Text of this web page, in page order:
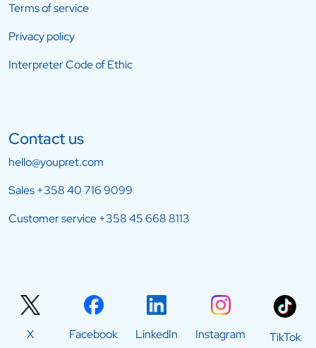
Terms of service
Privacy policy
Interpreter Code of Ethic
Contact us
hello@youpret.com
Sales+358 40 716 9099
Customer service+358 45 668 8113
X Facebook LinkedIn Instagram TikTok